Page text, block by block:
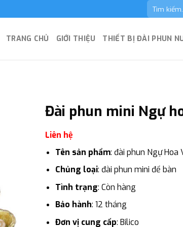
Tìm
kiếm:
TRANG CHỦ GIỚI THIỆU THIẾT BỊ ĐÀI PHUN
Đài phun mini Ngự
Liên hệ
Tên sản phẩm: đài phun Ngự Hoa
Chủng loại: đài phun mini để bàn
Tình trạng: Còn hàng
Bảo hành: 12 tháng
Đơn vị cung cấp: Bilico